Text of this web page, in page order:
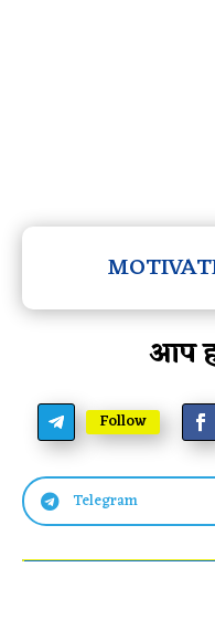
आप
Follow
 Telegram